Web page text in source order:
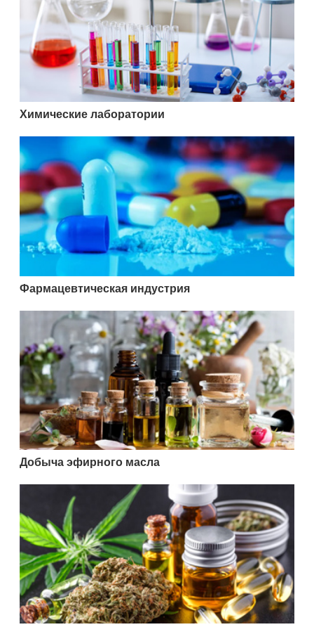
Химические лаборатории
Фармацевтическая индустрия
Добыча эфирного масла